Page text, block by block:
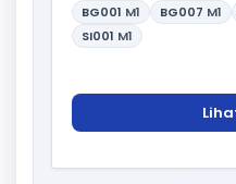
BG001 M1 BG007 M1
SI001 M1